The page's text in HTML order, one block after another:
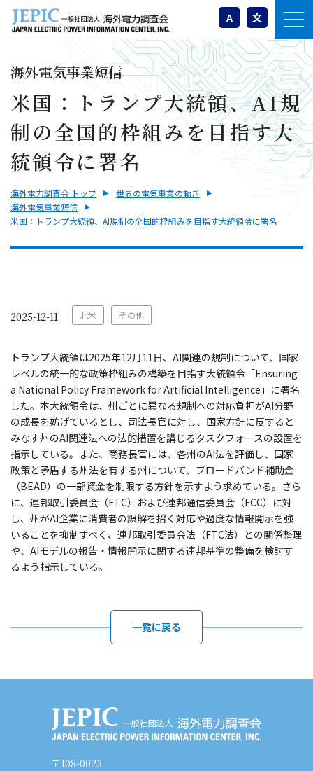
A 文
海外電気事業短信
米国：トランプ大統領、AI規
制の全国的枠組みを目指す大
統領令に署名
海外電力調査会 トップ
世界の電気事業の動き
海外電気事業短信
米国：トランプ大統領、AI規制の全国的枠組みを目指す大統領令に署名
2025-12-11 北米 その他
トランプ大統領は2025年12月11日、AI関連の規制について、国家
レベルの統一的な政策枠組みの構築を目指す大統領令「Ensuring
a National Policy Framework for Artificial Intelligence」に署名
した。本大統領令は、州ごとに異なる規制への対応負担がAI分野
の成長を妨げているとし、司法長官に対し、国家方針に反すると
みなす州のAI関連法への法的措置を講じるタスクフォースの設置を
指示している。また、商務長官には、各州のAI法を評価し、国家
政策と矛盾する州法を有する州について、ブロードバンド補助金
（BEAD）の一部資金を制限する方針を示すよう求めている。さら
に、連邦取引委員会（FTC）および連邦通信委員会（FCC）に対
し、州がAI企業に消費者の誤解を招く対応や過度な情報開示を強
いることを抑制すべく、連邦取引委員会法（FTC法）との関係整理
や、AIモデルの報告・情報開示に関する連邦基準の整備を検討す
るよう指示している。
一覧に戻る
〒108-0023